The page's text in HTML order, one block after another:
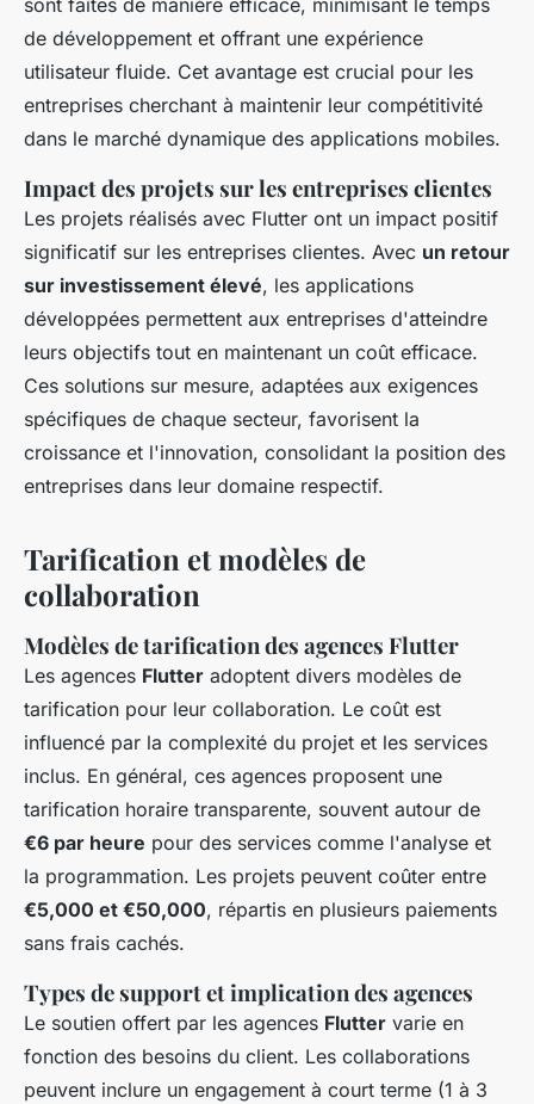
sont faites de manière efficace, minimisant le temps
de développement et offrant une expérience
utilisateur fluide. Cet avantage est crucial pour les
entreprises cherchant à maintenir leur compétitivité
dans le marché dynamique des applications mobiles.
Impact des projets sur les entreprises clientes
Les projets réalisés avec Flutter ont un impact positif
significatif sur les entreprises clientes. Avec un retour
sur investissement élevé, les applications
développées permettent aux entreprises d'atteindre
leurs objectifs tout en maintenant un coût efficace.
Ces solutions sur mesure, adaptées aux exigences
spécifiques de chaque secteur, favorisent la
croissance et l'innovation, consolidant la position des
entreprises dans leur domaine respectif.
Tarification et modèles de
collaboration
Modèles de tarification des agences Flutter
Les agences Flutter adoptent divers modèles de
tarification pour leur collaboration. Le coût est
influencé par la complexité du projet et les services
inclus. En général, ces agences proposent une
tarification horaire transparente, souvent autour de
€6 par heure pour des services comme l'analyse et
la programmation. Les projets peuvent coûter entre
€5,000 et €50,000, répartis en plusieurs paiements
sans frais cachés.
Types de support et implication des agences
Le soutien offert par les agences Flutter varie en
fonction des besoins du client. Les collaborations
peuvent inclure un engagement à court terme (1 à 3